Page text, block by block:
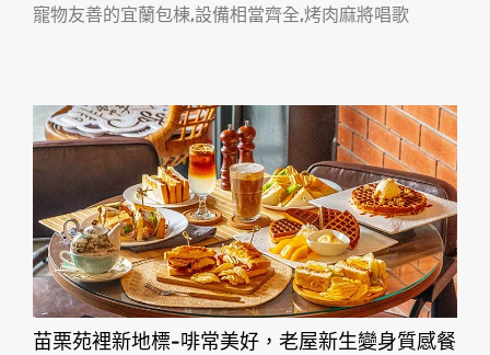
寵物友善的宜蘭包棟,設備相當齊全,烤肉麻將唱歌
苗栗苑裡新地標-啡常美好，老屋新生變身質感餐